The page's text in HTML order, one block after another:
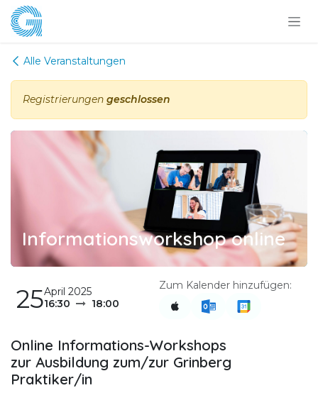
Zum Inhalt springen
Alle Veranstaltungen
Registrierungen geschlossen
Informationsworkshop online
25April 2025
16:30
18:00
Zum Kalender hinzufügen:
Online Informations-Workshops
zur Ausbildung zum/zur Grinberg
Praktiker/in